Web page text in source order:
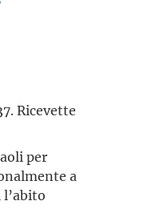
Ricevette
per
a